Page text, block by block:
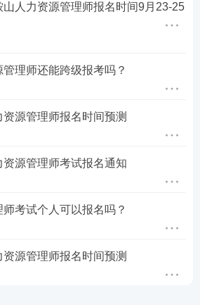
人力资源管理师报名时间9月23-25
理师还能跨级报考吗？
源管理师报名时间预测
源管理师考试报名通知
考试个人可以报名吗？
源管理师报名时间预测